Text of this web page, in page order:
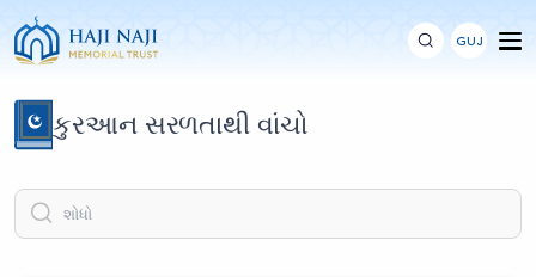
GUJ
કુરઆન સરળતાથી વાંચો